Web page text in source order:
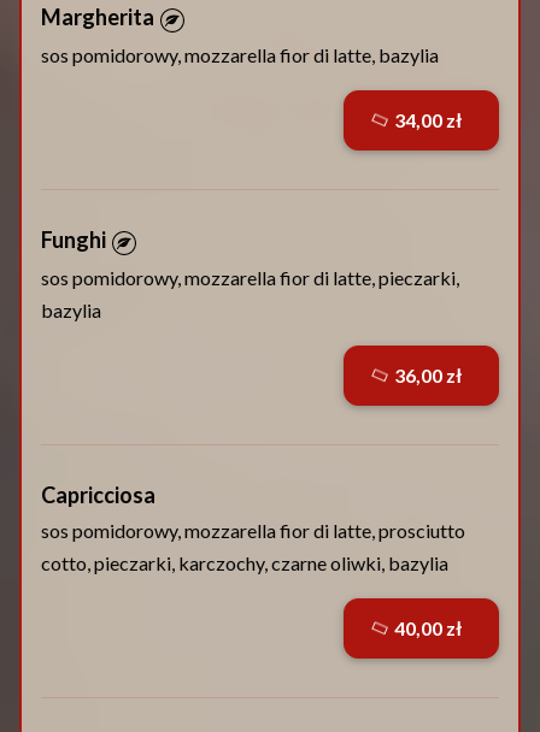
Margherita
sos pomidorowy, mozzarella fior di latte, bazylia
Funghi
sos pomidorowy, mozzarella fior di latte, pieczarki,
bazylia
Capricciosa
sos pomidorowy, mozzarella fior di latte, prosciutto
cotto, pieczarki, karczochy, czarne oliwki, bazylia